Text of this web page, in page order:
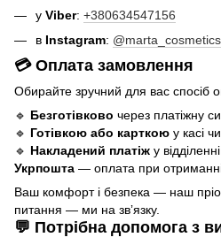
у Viber: +380634547156
в Instagram: @marta_cosmetics
💳 Оплата замовлення
Обирайте зручний для вас спосіб
🔹 Безготівково через платіжну
🔹 Готівкою або карткою у касі
🔹 Накладений платіж у відділенні
Укрпошта — оплата при
Ваш комфорт і безпека — наш
питання — ми на звʼязку.
💬 Потрібна допомога з